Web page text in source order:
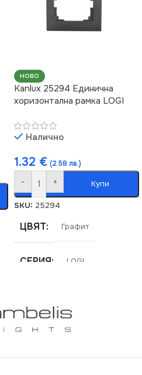
НОВО
Kanlux 25294 Единична
хоризонтална рамка LOGI
Налично
1.32 € (2.58 лв.)
- + Купи
SKU: 25294
ЦВЯТ Графит
СЕРИЯ LOGI
РАМКА Единична